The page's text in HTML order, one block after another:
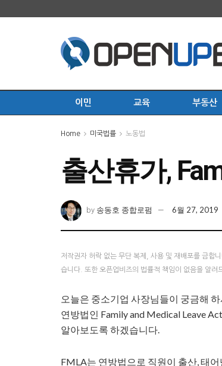
이민 교육 부동산
Home 미국법률 노동법
출산휴가,
by 송동호 종합로펌 6월 27, 2019
저작권자 허락 없는 무단 복제, 사용 및 재배포를 금합
습니다. 또한 오픈업비즈의 법률적 책임이 없음을 알려
오늘은 중소기업 사장님들이 궁금해
연방법인 Family and Medical Leave
알아보도록 하겠습니다.
FMLA는 연방법으로 직원이 출산, 태